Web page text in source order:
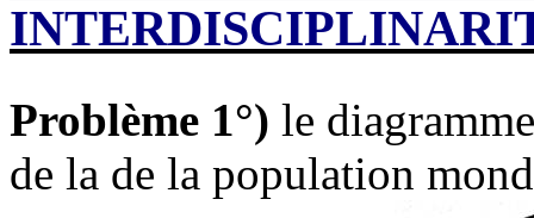
Problème 1°) le
de la de la population